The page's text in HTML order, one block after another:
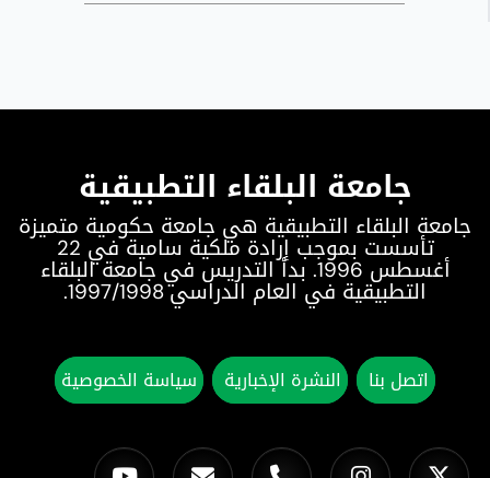
جامعة البلقاء التطبيقية
جامعة البلقاء التطبيقية هي جامعة حكومية متميزة
تأسست بموجب إرادة ملكية سامية في 22
أغسطس 1996. بدأ التدريس في جامعة البلقاء
التطبيقية في العام الدراسي 1997/1998.
اتصل بنا النشرة الإخبارية سياسة الخصوصية